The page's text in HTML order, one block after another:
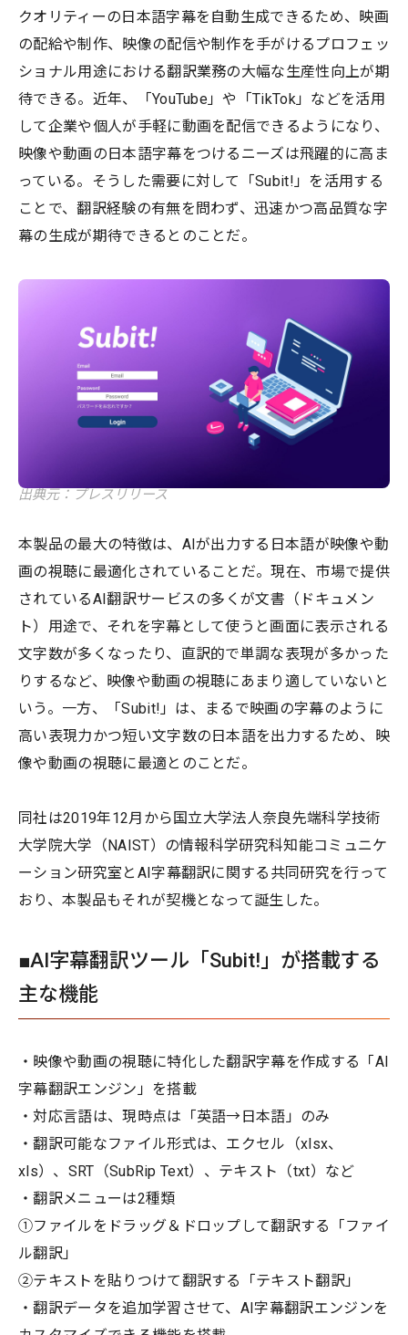
クオリティーの日本語字幕を自動生成できるため、映画
の配給や制作、映像の配信や制作を手がけるプロフェッ
ショナル用途における翻訳業務の大幅な生産性向上が期
待できる。近年、「YouTube」や「TikTok」などを活用
して企業や個人が手軽に動画を配信できるようになり、
映像や動画の日本語字幕をつけるニーズは飛躍的に高ま
っている。そうした需要に対して「Subit!」を活用する
ことで、翻訳経験の有無を問わず、迅速かつ高品質な字
幕の生成が期待できるとのことだ。
出典元：プレスリリース
本製品の最大の特徴は、AIが出力する日本語が映像や動
画の視聴に最適化されていることだ。現在、市場で提供
されているAI翻訳サービスの多くが文書（ドキュメン
ト）用途で、それを字幕として使うと画面に表示される
文字数が多くなったり、直訳的で単調な表現が多かった
りするなど、映像や動画の視聴にあまり適していないと
いう。一方、「Subit!」は、まるで映画の字幕のように
高い表現力かつ短い文字数の日本語を出力するため、映
像や動画の視聴に最適とのことだ。
同社は2019年12月から国立大学法人奈良先端科学技術
大学院大学（NAIST）の情報科学研究科知能コミュニケ
ーション研究室とAI字幕翻訳に関する共同研究を行って
おり、本製品もそれが契機となって誕生した。
■AI字幕翻訳ツール「Subit!」が搭載する
主な機能
・映像や動画の視聴に特化した翻訳字幕を作成する「AI
字幕翻訳エンジン」を搭載
・対応言語は、現時点は「英語→日本語」のみ
・翻訳可能なファイル形式は、エクセル（xlsx、
xls）、SRT（SubRip Text）、テキスト（txt）など
・翻訳メニューは2種類
①ファイルをドラッグ＆ドロップして翻訳する「ファイ
ル翻訳」
②テキストを貼りつけて翻訳する「テキスト翻訳」
・翻訳データを追加学習させて、AI字幕翻訳エンジンを